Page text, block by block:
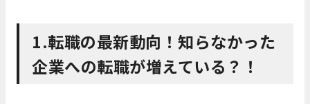
1.転職の最新動向！知らなかった
企業への転職が増えている？！